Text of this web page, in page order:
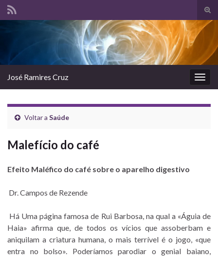
Search for:
José Ramires Cruz
Voltar a Saúde
Malefício do café
Efeito Maléfico do café sobre o aparelho digestivo
Dr. Campos de Rezende
Há Uma página famosa de Rui Barbosa, na qual a «Águia de
Haia» afirma que, de todos os vícios que assoberbam e
aniquilam a criatura humana, o mais terrível é o jogo, «que
entra no bolso». Poderíamos parodiar o genial baiano,